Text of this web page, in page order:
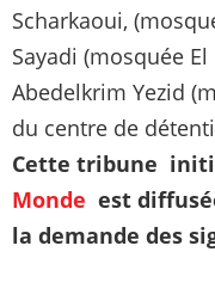
Scharkaoui,
Sayadi (mosquée
Abedelkrim Yezid
du centre de
Cette tribune
Monde est
la demande des